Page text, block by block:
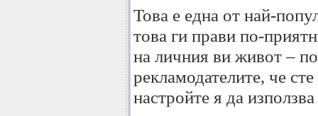
Това е една от най-
това ги прави по-
на личния ви живот –
рекламодателите, че
настройте я да